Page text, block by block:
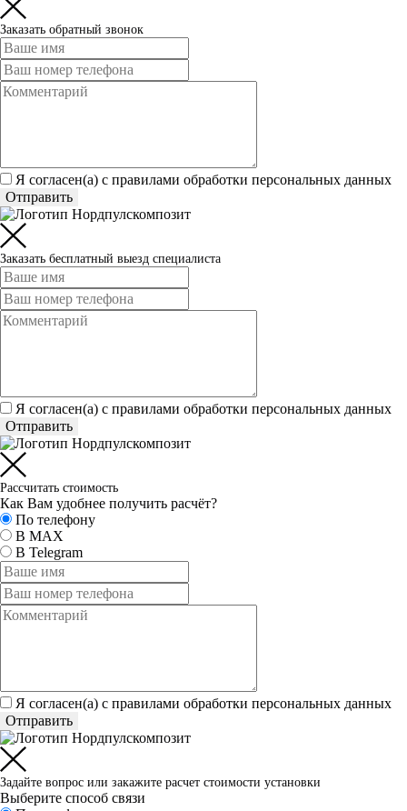
Заказать обратный звонок
Я согласен(а) c правилами обработки персональных данных
Отправить
Заказать бесплатный выезд специалиста
Я согласен(а) c правилами обработки персональных данных
Отправить
Рассчитать стоимость
Как Вам удобнее получить расчёт?
По телефону
В MAX
В Telegram
Я согласен(а) c правилами обработки персональных данных
Отправить
Задайте вопрос или закажите расчет стоимости установки
Выберите способ связи